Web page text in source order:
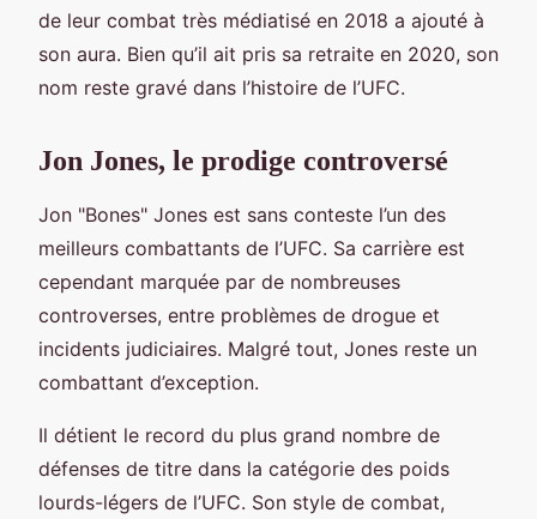
de leur combat très médiatisé en 2018 a ajouté à
son aura. Bien qu’il ait pris sa retraite en 2020, son
nom reste gravé dans l’histoire de l’UFC.
Jon Jones, le prodige controversé
Jon "Bones" Jones est sans conteste l’un des
meilleurs combattants de l’UFC. Sa carrière est
cependant marquée par de nombreuses
controverses, entre problèmes de drogue et
incidents judiciaires. Malgré tout, Jones reste un
combattant d’exception.
Il détient le record du plus grand nombre de
défenses de titre dans la catégorie des poids
lourds-légers de l’UFC. Son style de combat,